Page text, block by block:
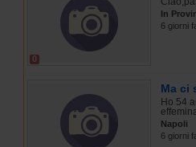
0
In
6 giorni
Ma ci
Ho 54
Napoli
6 giorni